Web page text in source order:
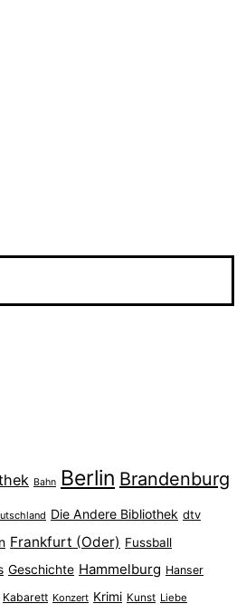
Bahn Berlin Brandenburg
Die Andere Bibliothek dtv
Frankfurt (Oder) Fussball
Geschichte Hammelburg Hanser
Kabarett Konzert Krimi Kunst Liebe